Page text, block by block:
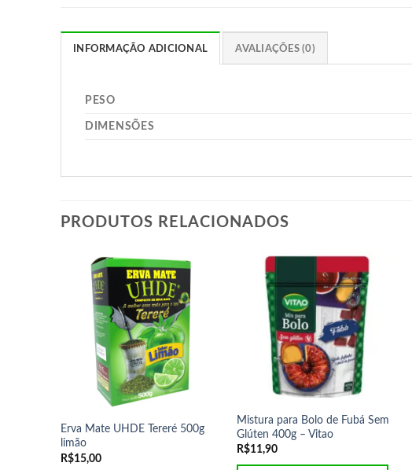
INFORMAÇÃO ADICIONAL AVALIAÇÕES (0)
PESO
DIMENSÕES
PRODUTOS RELACIONADOS
Erva Mate UHDE Tereré 500g
limão
R$15,00
Mistura para Bolo de Fubá Sem
Glúten 400g – Vitao
R$11,90